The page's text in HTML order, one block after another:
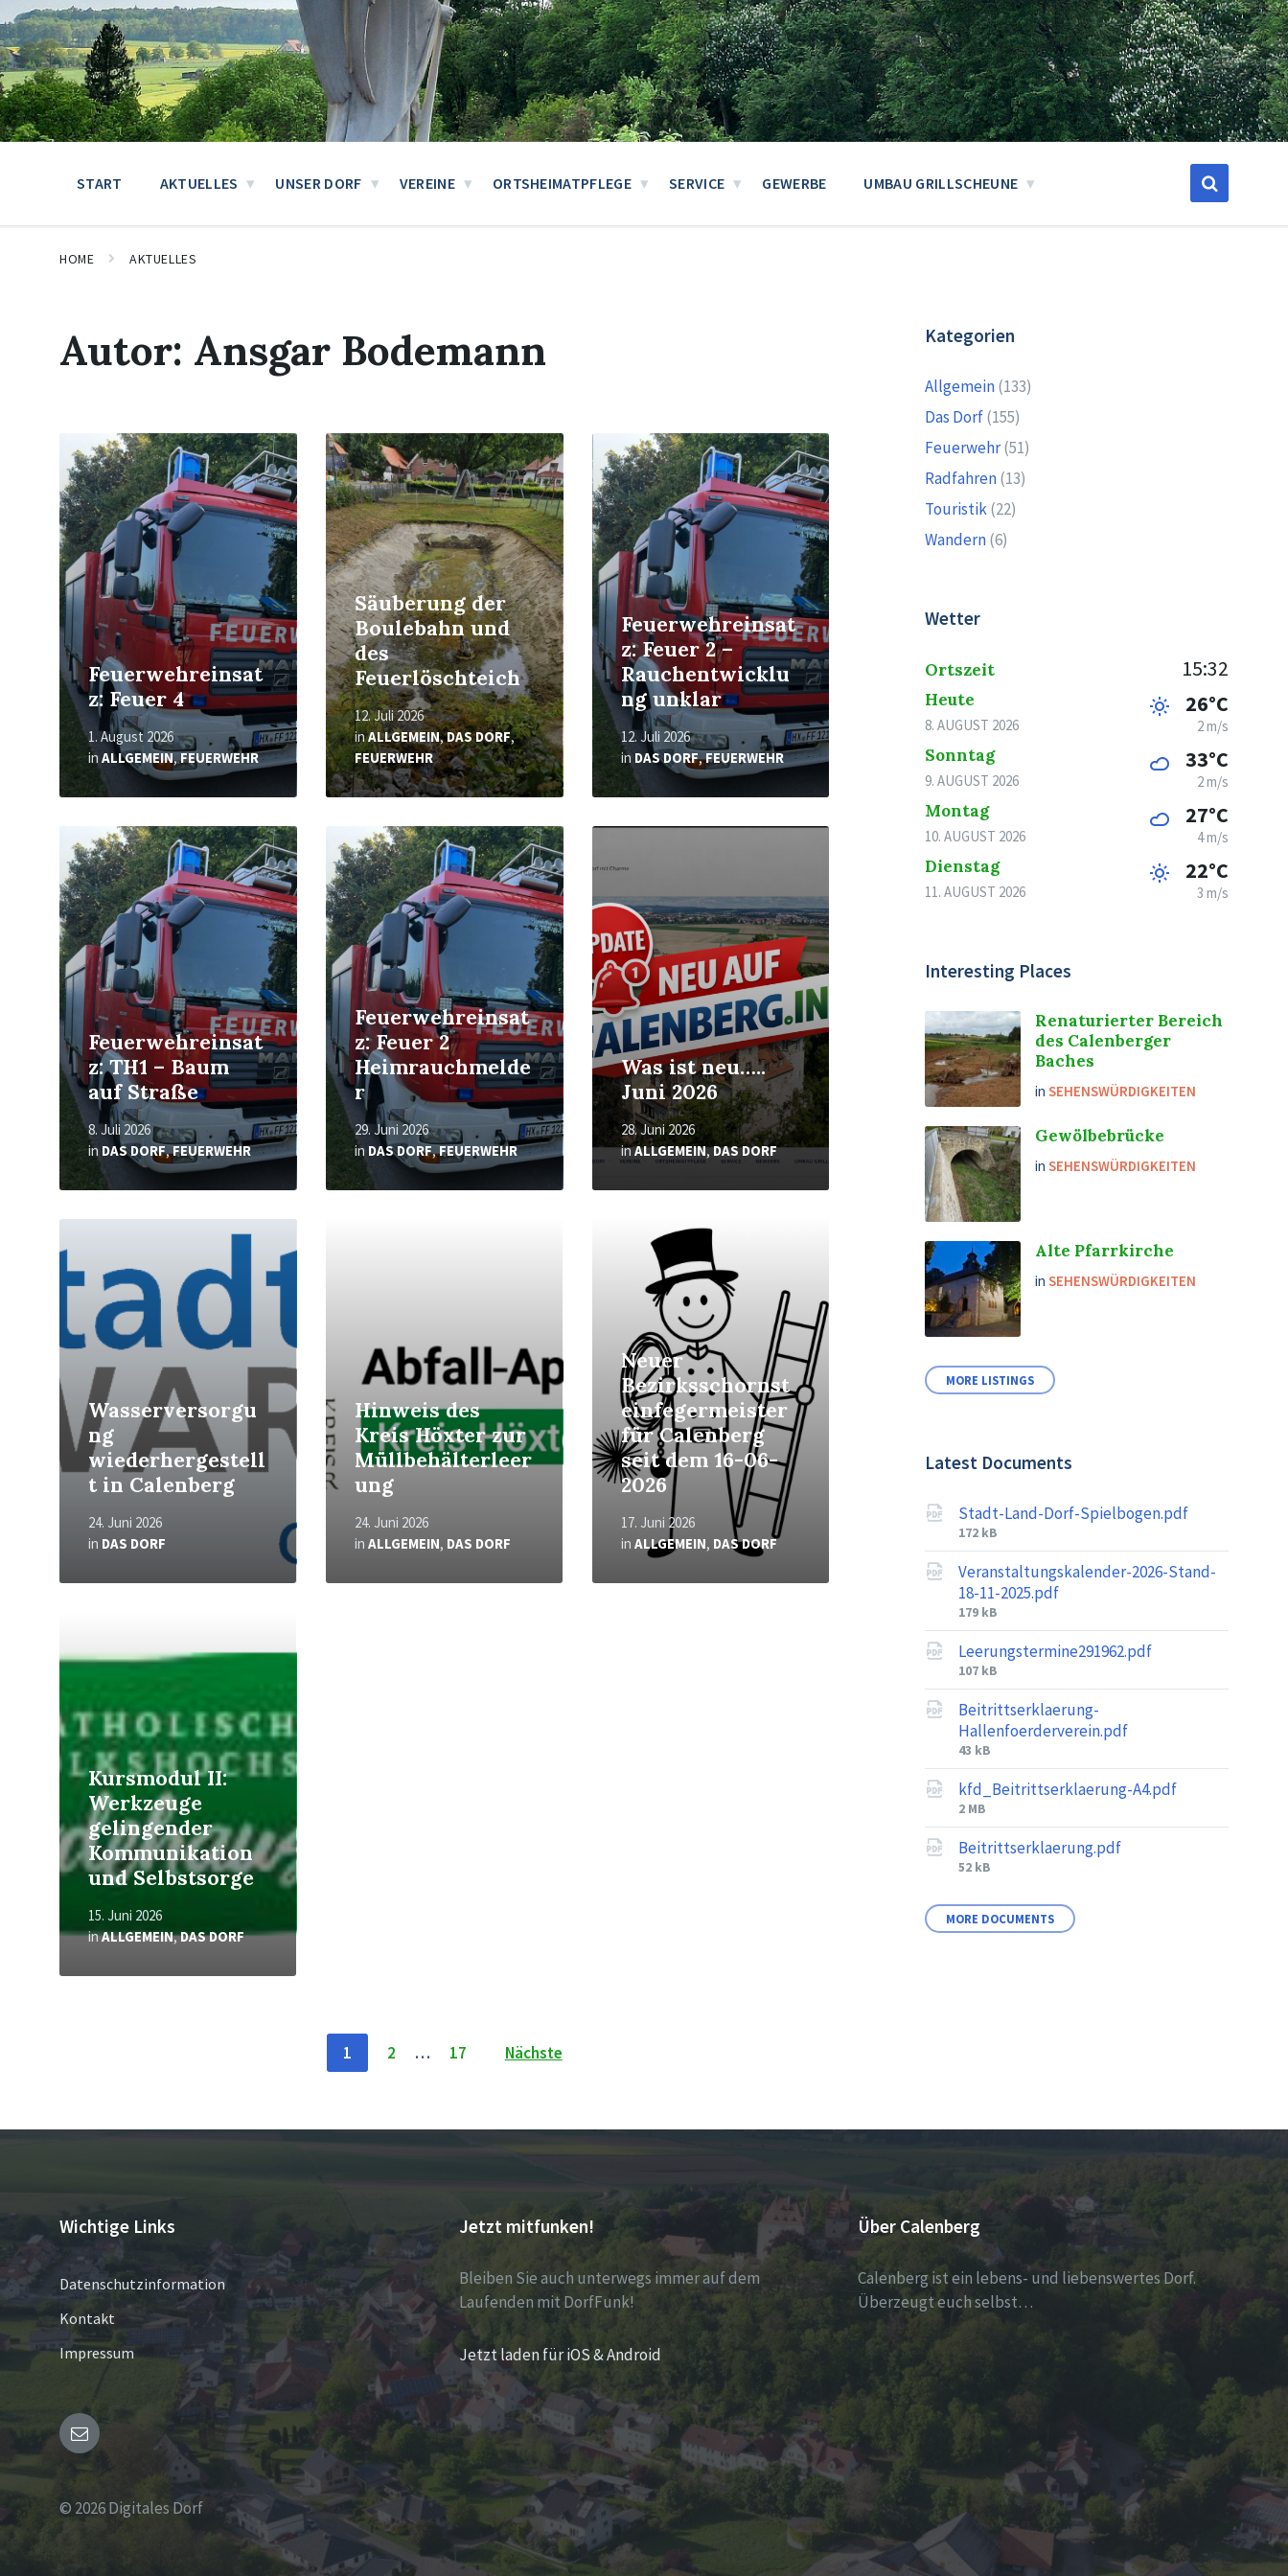
START AKTUELLES UNSER DORF VEREINE ORTSHEIMATPFLEGE SERVICE GEWERBE UMBAU GRILLSCHEUNE
HOME AKTUELLES
Autor: Ansgar Bodemann
Feuerwehreinsat
z: Feuer 4
1. August 2026
in ALLGEMEIN,FEUERWEHR
Read
More
Säuberung der
Boulebahn und
des
Feuerlöschteich
12. Juli 2026
inALLGEMEIN,DAS DORF,
FEUERWEHR
Read
More
Feuerwehreinsat
z: Feuer 2 –
Rauchentwicklu
ng unklar
12. Juli 2026
in DAS DORF,FEUERWEHR
Read
More
Feuerwehreinsat
z: TH1 – Baum
auf Straße
8. Juli 2026
in DAS DORF,FEUERWEHR
Read
More
Feuerwehreinsat
z: Feuer 2
Heimrauchmelde
r
29. Juni 2026
in DAS DORF,FEUERWEHR
Read
More
Was ist neu…..
Juni 2026
28. Juni 2026
inALLGEMEIN,DAS DORF
Read
Wasserversorgu
ng
wiederhergestell
t in Calenberg
24. Juni 2026
in DAS DORF
Read
More
Hinweis des
Kreis Höxter zur
Müllbehälterleer
ung
24. Juni 2026
in ALLGEMEIN, DAS DORF
Neuer
Bezirksschornst
einfegermeister
für Calenberg
seit dem 16-06-
2026
17. Juni 2026
in ALLGEMEIN, DAS DORF
Kursmodul II:
Werkzeuge
gelingender
Kommunikation
und Selbstsorge
15. Juni 2026
inALLGEMEIN,DAS DORF
Seitennummerierung
Beiträge
1 2 … 17 Nächste
Kategorien
Allgemein(133)
Das Dorf(155)
Feuerwehr(51)
Radfahren(13)
Touristik(22)
Wandern(6)
Wetter
Ortszeit 15:32
Heute
8. AUGUST 2026
26°C
2 m/s
Sonntag
9. AUGUST 2026
33°C
2 m/s
Montag
10. AUGUST 2026
27°C
4 m/s
Dienstag
11. AUGUST 2026
22°C
3 m/s
Interesting Places
Renaturierter Bereich
des Calenberger
Baches
inSEHENSWÜRDIGKEITEN
Gewölbebrücke
inSEHENSWÜRDIGKEITEN
Alte Pfarrkirche
inSEHENSWÜRDIGKEITEN
MORE LISTINGS
Latest Documents
Stadt-Land-Dorf-Spielbogen.pdf
File
size:
172 kB
Veranstaltungskalender-2026-Stand-
18-11-2025.pdf
File
size:
179 kB
Leerungstermine291962.pdf
File
size:
107 kB
Beitrittserklaerung-
Hallenfoerderverein.pdf
File
size:
43 kB
kfd_Beitrittserklaerung-A4.pdf
File
size:
2 MB
Beitrittserklaerung.pdf
File
52 kB
MORE DOCUMENTS
Wichtige Links
Datenschutzinformation
Kontakt
Impressum
Jetzt mitfunken!
Bleiben Sie auch unterwegs immer auf dem
Laufenden mit DorfFunk!
Jetzt laden für iOS & Android
Über Calenberg
Calenberg ist ein lebens- und liebenswertes Dorf.
Überzeugt euch selbst…
Email
© 2026 Digitales Dorf